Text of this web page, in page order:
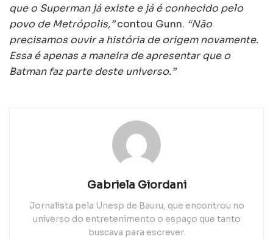
que o Superman já existe e já é conhecido pelo
povo de Metrópolis,”contou Gunn. “Não
precisamos ouvir a história de origem novamente.
Essa é apenas a maneira de apresentar que o
Batman faz parte deste universo.”
Gabriela Giordani
Jornalista pela Unesp de Bauru, que encontrou no
universo do entretenimento o espaço que tanto
buscava para escrever.